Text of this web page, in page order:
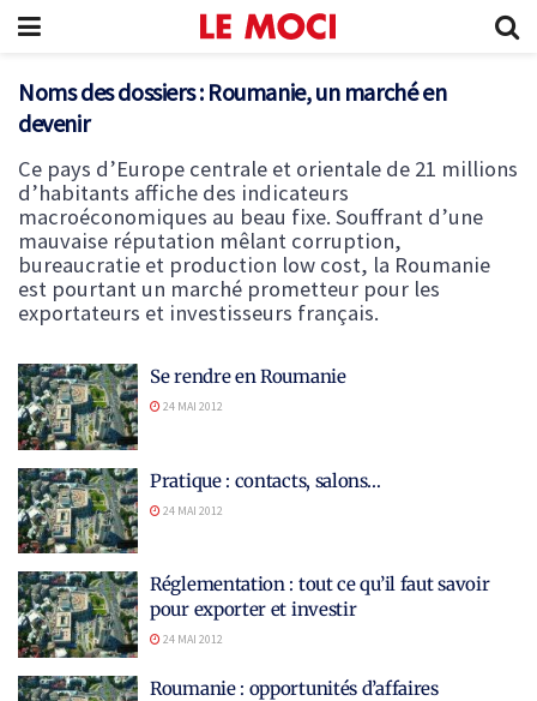
Noms des dossiers : Roumanie, un marché en
devenir
Ce pays d’Europe centrale et orientale de 21 millions
d’habitants affiche des indicateurs
macroéconomiques au beau fixe. Souffrant d’une
mauvaise réputation mêlant corruption,
bureaucratie et production low cost, la Roumanie
est pourtant un marché prometteur pour les
exportateurs et investisseurs français.
Se rendre en Roumanie
24 MAI 2012
Pratique : contacts, salons…
24 MAI 2012
Réglementation : tout ce qu’il faut savoir
pour exporter et investir
24 MAI 2012
Roumanie : opportunités d’affaires